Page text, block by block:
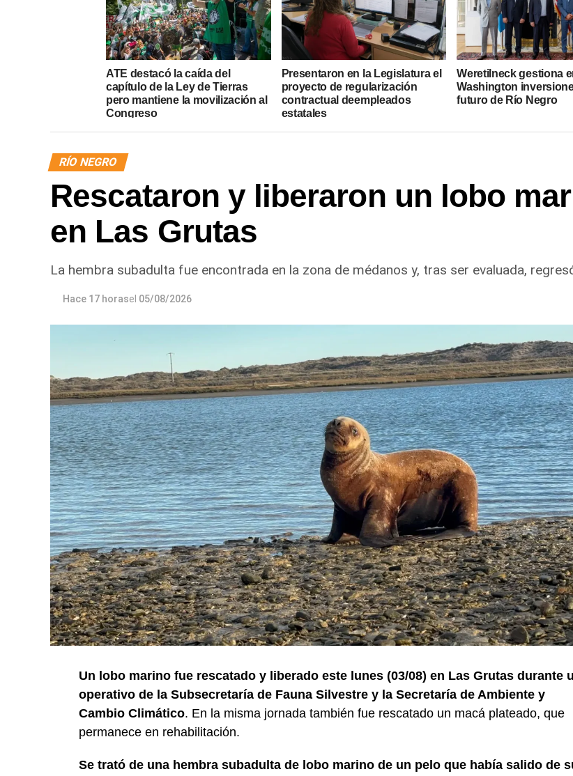
ATE destacó la caída del
capítulo de la Ley de Tierras
pero mantiene la movilización al
Congreso
Presentaron en la Legislatura el
proyecto de regularización
contractual deempleados
estatales
Weretilneck gestiona
Washington
futuro de Río Negro
RÍO NEGRO
Rescataron y liberaron un lobo
en Las Grutas
La hembra subadulta fue encontrada en la zona de médanos y, tras ser evaluada,
Hace 17 horasel 05/08/2026
Un lobo marino fue rescatado y liberado este lunes (03/08) en Las Grutas durante
operativo de la Subsecretaría de Fauna Silvestre y la Secretaría de Ambiente y
Cambio Climático. En la misma jornada también fue rescatado un macá plateado, que
permanece en rehabilitación.
Se trató de una hembra subadulta de lobo marino de un pelo que había salido de